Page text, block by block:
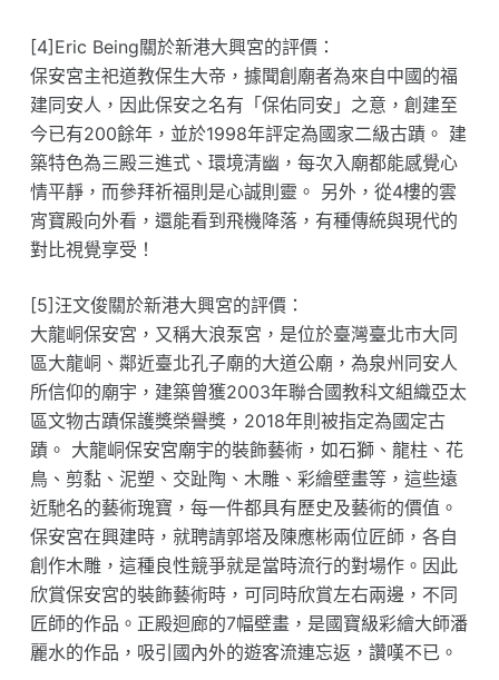
[4]Eric Being關於新港大興宮的評價：
保安宮主祀道教保生大帝，據聞創廟者為來自中國的福
建同安人，因此保安之名有「保佑同安」之意，創建至
今已有200餘年，並於1998年評定為國家二級古蹟。 建
築特色為三殿三進式、環境清幽，每次入廟都能感覺心
情平靜，而參拜祈福則是心誠則靈。 另外，從4樓的雲
宵寶殿向外看，還能看到飛機降落，有種傳統與現代的
對比視覺享受！
[5]汪文俊關於新港大興宮的評價：
大龍峒保安宮，又稱大浪泵宮，是位於臺灣臺北市大同
區大龍峒、鄰近臺北孔子廟的大道公廟，為泉州同安人
所信仰的廟宇，建築曾獲2003年聯合國教科文組織亞太
區文物古蹟保護獎榮譽獎，2018年則被指定為國定古
蹟。 大龍峒保安宮廟宇的裝飾藝術，如石獅、龍柱、花
鳥、剪黏、泥塑、交趾陶、木雕、彩繪壁畫等，這些遠
近馳名的藝術瑰寶，每一件都具有歷史及藝術的價值。
保安宮在興建時，就聘請郭塔及陳應彬兩位匠師，各自
創作木雕，這種良性競爭就是當時流行的對場作。因此
欣賞保安宮的裝飾藝術時，可同時欣賞左右兩邊，不同
匠師的作品。正殿迴廊的7幅壁畫，是國寶級彩繪大師潘
麗水的作品，吸引國內外的遊客流連忘返，讚嘆不已。